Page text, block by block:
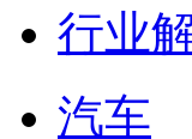
行业
汽车